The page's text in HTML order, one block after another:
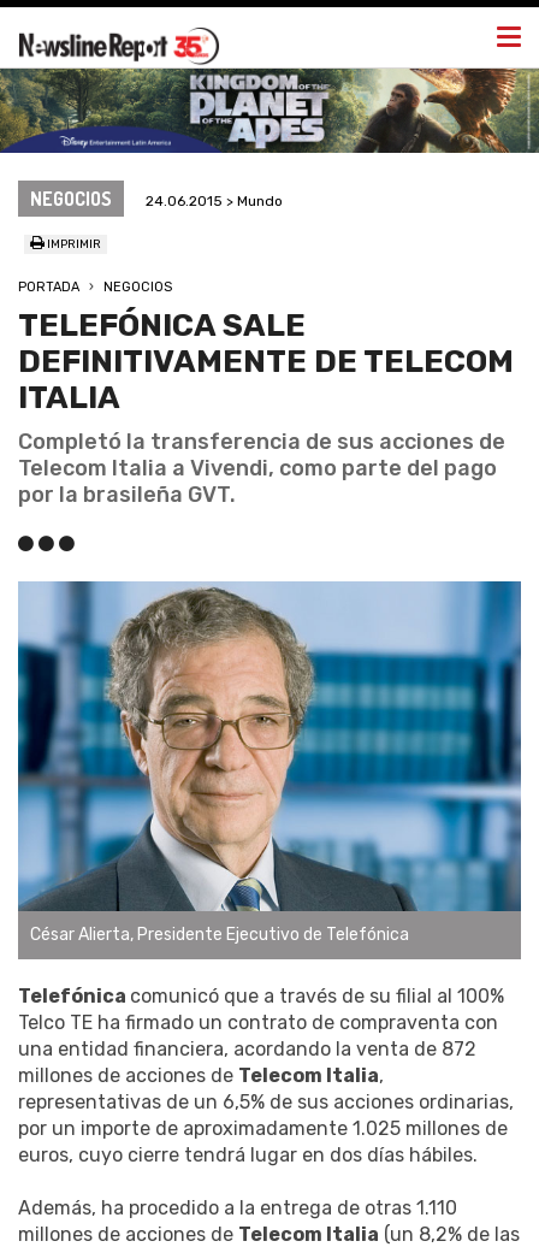
NEGOCIOS 24.06.2015 > Mundo
IMPRIMIR
PORTADA NEGOCIOS
TELEFÓNICA SALE
DEFINITIVAMENTE DE TELECOM
ITALIA
Completó la transferencia de sus acciones de
Telecom Italia a Vivendi, como parte del pago
por la brasileña GVT.
César Alierta, Presidente Ejecutivo de Telefónica
Telefónica comunicó que a través de su filial al 100%
Telco TE ha firmado un contrato de compraventa con
una entidad financiera, acordando la venta de 872
millones de acciones de Telecom Italia,
representativas de un 6,5% de sus acciones ordinarias,
por un importe de aproximadamente 1.025 millones de
euros, cuyo cierre tendrá lugar en dos días hábiles.
Además, ha procedido a la entrega de otras 1.110
millones de acciones de Telecom Italia (un 8,2% de las